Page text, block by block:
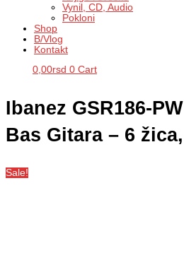
Vynil, CD, Audio
Pokloni
Shop
B/Vlog
Kontakt
0,00rsd 0 Cart
Ibanez GSR186-
Bas Gitara – 6
Sale!